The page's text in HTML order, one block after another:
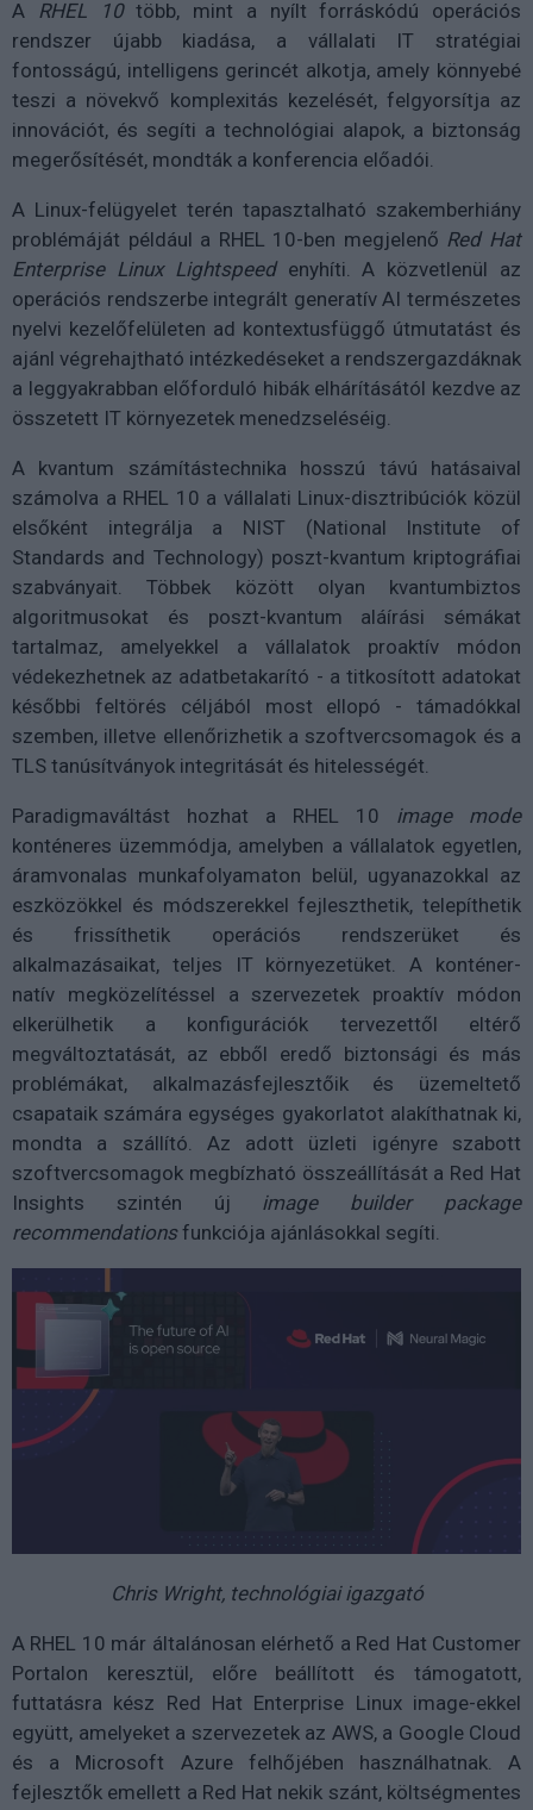
A RHEL 10több, mint a nyílt forráskódú operációs
rendszer újabb kiadása, a vállalati IT stratégiai
fontosságú, intelligens gerincét alkotja, amely könnyebé
teszi a növekvő komplexitás kezelését, felgyorsítja az
innovációt, és segíti a technológiai alapok, a biztonság
megerősítését, mondták a konferencia előadói.
A Linux-felügyelet terén tapasztalható szakemberhiány
problémáját például a RHEL 10-ben megjelenő Red Hat
Enterprise Linux Lightspeedenyhíti. A közvetlenül az
operációs rendszerbe integrált generatív AI természetes
nyelvi kezelőfelületen ad kontextusfüggő útmutatást és
ajánl végrehajtható intézkedéseket a rendszergazdáknak
a leggyakrabban előforduló hibák elhárításától kezdve az
összetett IT környezetek menedzseléséig.
A kvantum számítástechnika hosszú távú hatásaival
számolva a RHEL 10 a vállalati Linux-disztribúciók közül
elsőként integrálja a NIST (National Institute of
Standards and Technology) poszt-kvantum kriptográfiai
szabványait. Többek között olyan kvantumbiztos
algoritmusokat és poszt-kvantum aláírási sémákat
tartalmaz, amelyekkel a vállalatok proaktív módon
védekezhetnek az adatbetakarító - a titkosított adatokat
későbbi feltörés céljából most ellopó - támadókkal
szemben, illetve ellenőrizhetik a szoftvercsomagok és a
TLS tanúsítványok integritását és hitelességét.
Paradigmaváltást hozhat a RHEL 10 image mode
konténeres üzemmódja, amelyben a vállalatok egyetlen,
áramvonalas munkafolyamaton belül, ugyanazokkal az
eszközökkel és módszerekkel fejleszthetik, telepíthetik
és frissíthetik operációs rendszerüket és
alkalmazásaikat, teljes IT környezetüket. A konténer-
natív megközelítéssel a szervezetek proaktív módon
elkerülhetik a konfigurációk tervezettől eltérő
megváltoztatását, az ebből eredő biztonsági és más
problémákat, alkalmazásfejlesztőik és üzemeltető
csapataik számára egységes gyakorlatot alakíthatnak ki,
mondta a szállító. Az adott üzleti igényre szabott
szoftvercsomagok megbízható összeállítását a Red Hat
Insights szintén új image builder package
recommendationsfunkciója ajánlásokkal segíti.
Chris Wright, technológiai igazgató
A RHEL 10 már általánosan elérhető a Red Hat Customer
Portalon keresztül, előre beállított és támogatott,
futtatásra kész Red Hat Enterprise Linux image-ekkel
együtt, amelyeket a szervezetek az AWS, a Google Cloud
és a Microsoft Azure felhőjében használhatnak. A
fejlesztők emellett a Red Hat nekik szánt, költségmentes